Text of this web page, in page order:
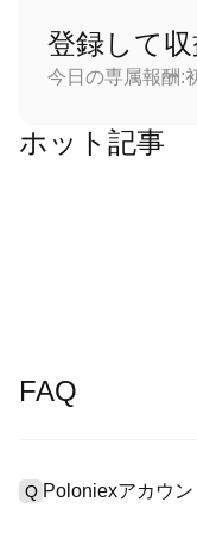
登録して
今日の専属報酬:
ホット記事
FAQ
Q Poloniexアカウ